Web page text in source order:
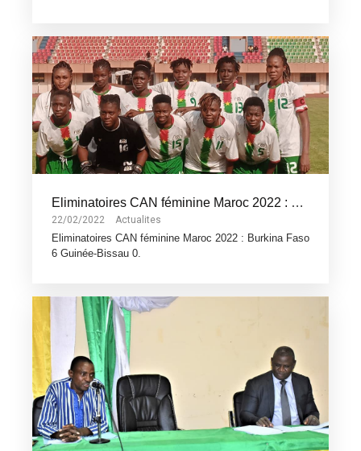
Eliminatoires CAN féminine Maroc 2022 : Burkina Faso 6 Guinée-Bissau 0.
22/02/2022 Actualites
Eliminatoires CAN féminine Maroc 2022 : Burkina Faso
6 Guinée-Bissau 0.